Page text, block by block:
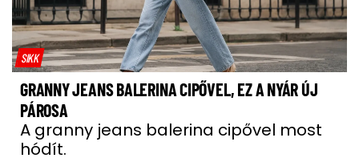
SIKK
GRANNY JEANS BALERINA CIPŐVEL, EZ A NYÁR ÚJ
PÁROSA
A granny jeans balerina cipővel most
hódít.